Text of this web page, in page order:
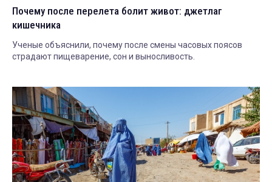
Почему после перелета болит живот: джетлаг
кишечника
Ученые объяснили, почему после смены часовых поясов
страдают пищеварение, сон и выносливость.